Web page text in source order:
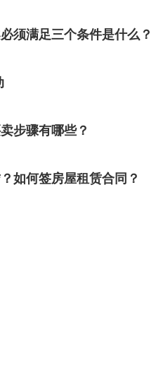
须满足三个条件是什么？
步骤有哪些？
如何签房屋租赁合同？